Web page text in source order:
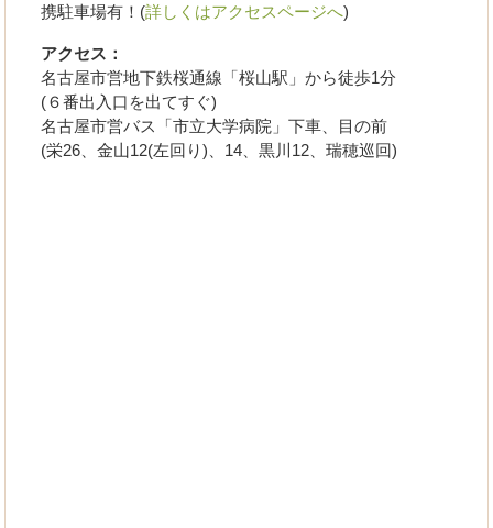
携駐車場有！(詳しくはアクセスページへ)
アクセス：
名古屋市営地下鉄桜通線「桜山駅」から徒歩1分
(６番出入口を出てすぐ)
名古屋市営バス「市立大学病院」下車、目の前
(栄26、金山12(左回り)、14、黒川12、瑞穂巡回)